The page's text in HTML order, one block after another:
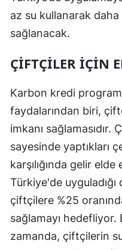
az su kullanarak
sağlanacak.
ÇIFTÇILER İÇIN
Karbon kredi
faydalarından biri,
imkanı
sayesinde yaptıkları
karşılığında gelir
Türkiye'de
çiftçilere %25
sağlamayı hedefliyor.
zamanda, çiftçilerin